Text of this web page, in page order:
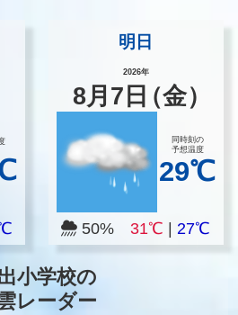
明日
2026年
8月 7 日（金）
同時刻の
予想温度
29℃
50%31℃ |27℃
小学校の
レーダー